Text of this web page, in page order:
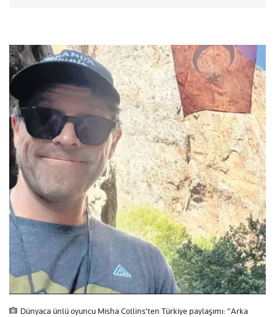
Dünyaca ünlü oyuncu Misha Collins’ten Türkiye paylaşımı: "Arka